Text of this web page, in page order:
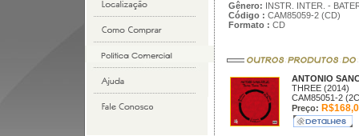
Gênero: INSTR. INTER. -
Código : CAM85059-2 (CD)
Formato : CD
ANTONIO
THREE (2014)
CAM85051-2
Preço: